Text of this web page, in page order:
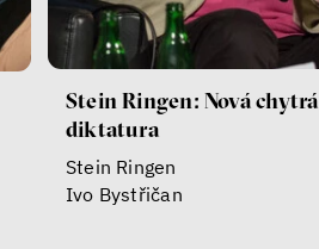
Stein Ringen: Nová chytrá
diktatura
Stein Ringen
Ivo Bystřičan